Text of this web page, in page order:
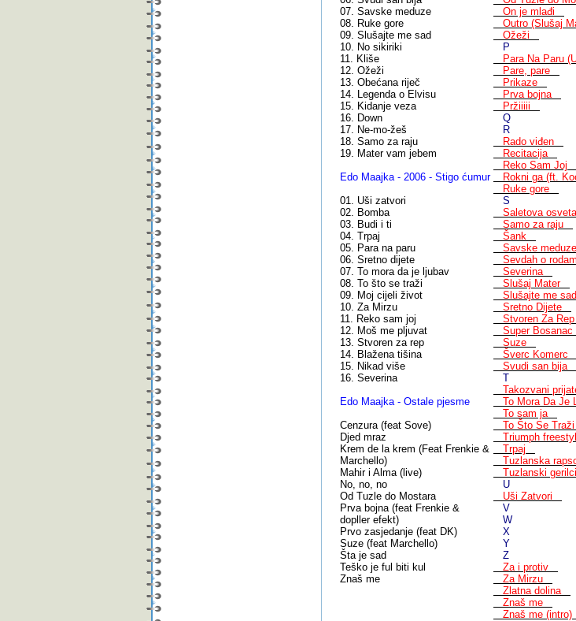
07. Savske meduze
08. Ruke gore
09. Slušajte me sad
10. No sikiriki
11. Kliše
12. Ožeži
13. Obećana riječ
14. Legenda o Elvisu
15. Kidanje veza
16. Down
17. Ne-mo-žeš
18. Samo za raju
19. Mater vam jebem
Edo Maajka - 2006 - Stigo ćumur
01. Uši zatvori
02. Bomba
03. Budi i ti
04. Trpaj
05. Para na paru
06. Sretno dijete
07. To mora da je ljubav
08. To što se traži
09. Moj cijeli život
10. Za Mirzu
11. Reko sam joj
12. Moš me pljuvat
13. Stvoren za rep
14. Blažena tišina
15. Nikad više
16. Severina
Edo Maajka - Ostale pjesme
Cenzura (feat Sove)
Djed mraz
Krem de la krem (Feat Frenkie &
Marchello)
Mahir i Alma (live)
No, no, no
Od Tuzle do Mostara
Prva bojna (feat Frenkie &
dopller efekt)
Prvo zasjedanje (feat DK)
Suze (feat Marchello)
Šta je sad
Teško je ful biti kul
Znaš me
On je mlađi
Outro (Slušaj
Ožeži
P
Para Na Paru
Pare, pare
Prikaze
Prva bojna
Pržiiiii
Q
R
Rado viđen
Recitacija
Reko Sam Joj
Rokni ga (ft.
Ruke gore
S
Saletova
Samo za raju
Šank
Savske
Sevdah o
Severina
Slušaj Mater
Slušajte me
Sretno Dijete
Stvoren Za
Super Bosanac
Suze
Šverc Komerc
Svudi san bija
T
Takozvani
To Mora Da Je
To sam ja
To Što Se
Triumph
Trpaj
Tuzlanska
Tuzlanski
U
Uši Zatvori
V
W
X
Y
Z
Za i protiv
Za Mirzu
Zlatna dolina
Znaš me
Znaš me (intro)